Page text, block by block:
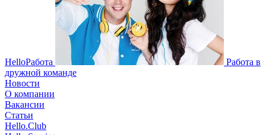
HelloРабота
Работа в
дружной команде
Новости
О компании
Вакансии
Статьи
Hello.Club